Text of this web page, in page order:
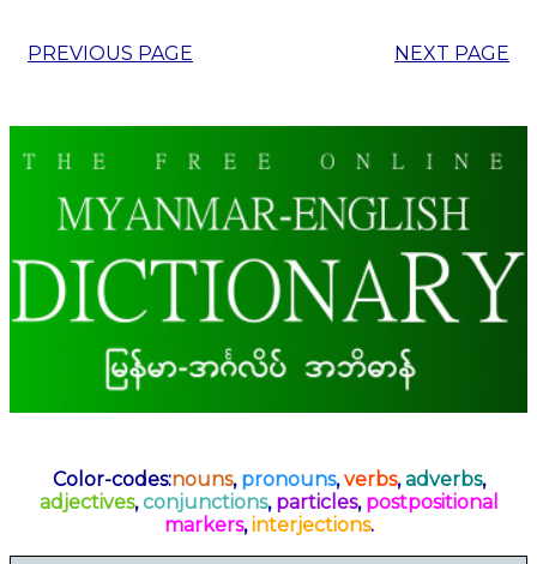
PREVIOUS PAGE NEXT PAGE
Color-codes:nouns, pronouns,verbs,adverbs,
adjectives,conjunctions, particles, postpositional
markers,interjections.